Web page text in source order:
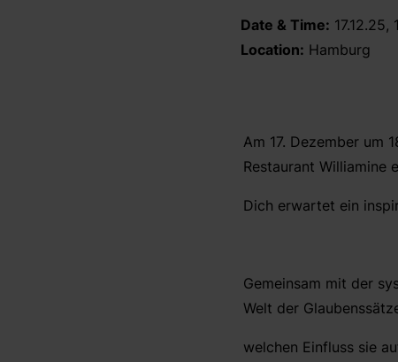
Date & Time: 17.12.25,
Location: Hamburg
Am 17. Dezember um
Restaurant Williamine
Dich erwartet ein
Gemeinsam mit der
Welt der
welchen Einfluss sie